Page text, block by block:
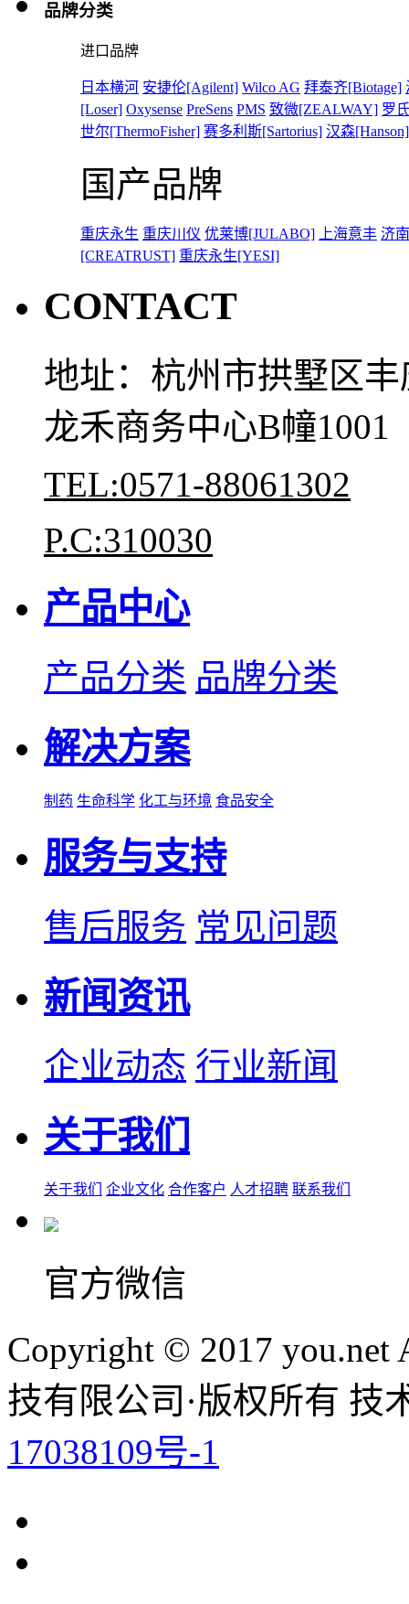
品牌分类
进口品牌
日本横河 安捷伦[Agilent] Wilco AG 拜泰齐[Biotage]
[Loser] Oxysense PreSens PMS 致微[ZEALWAY] 罗
世尔[ThermoFisher] 赛多利斯[Sartorius] 汉森[Hanson]
国产品牌
重庆永生 重庆川仪 优莱博[JULABO] 上海意丰 济
[CREATRUST] 重庆永生[YESI]
CONTACT
地址：杭州市拱墅区丰
龙禾商务中心B幢1001
TEL:0571-88061302
P.C:310030
产品中心
产品分类 品牌分类
解决方案
制药 生命科学 化工与环境 食品安全
服务与支持
售后服务 常见问题
新闻资讯
企业动态 行业新闻
关于我们
关于我们 企业文化 合作客户 人才招聘 联系我们
官方微信
Copyright © 2017 you.net
技有限公司·版权所有 技
17038109号-1